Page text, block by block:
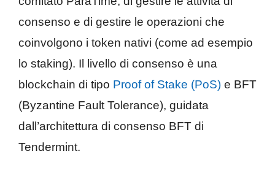
consenso e di gestire le operazioni che
coinvolgono i token nativi (come ad esempio
lo staking). Il livello di consenso è una
blockchain di tipo Proof of Stake (PoS) e BFT
(Byzantine Fault Tolerance), guidata
dall’architettura di consenso BFT di
Tendermint.